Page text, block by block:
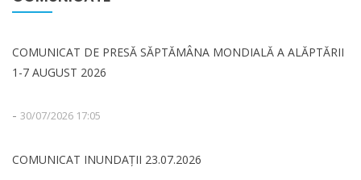
COMUNICAT DE PRESĂ SĂPTĂMÂNA MONDIALĂ A ALĂPTĂRII
1-7 AUGUST 2026
- 30/07/2026 17:05
COMUNICAT INUNDAȚII 23.07.2026